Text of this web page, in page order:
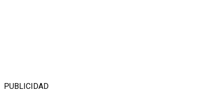
PUBLICIDAD